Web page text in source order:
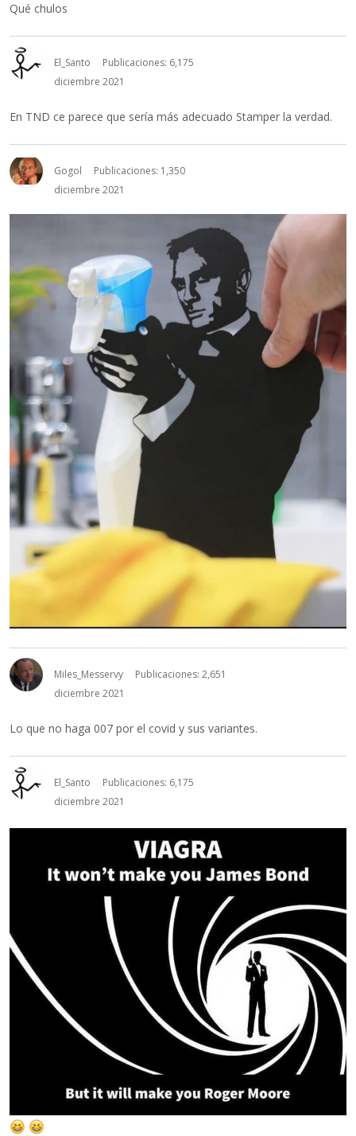
Qué chulos
El_Santo
Publicaciones: 6,175
diciembre 2021
En TND ce parece que sería más adecuado Stamper la verdad.
Gogol
Publicaciones: 1,350
diciembre 2021
Miles_Messervy
Publicaciones: 2,651
diciembre 2021
Lo que no haga 007 por el covid y sus variantes.
El_Santo
Publicaciones: 6,175
diciembre 2021